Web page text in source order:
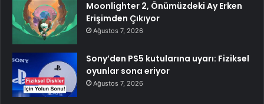
Moonlighter 2, Önümüzdeki Ay Erken
Erişimden Çıkıyor
Ağustos 7, 2026
Sony’den PS5 kutularına uyarı: Fiziksel
oyunlar sona eriyor
Ağustos 7, 2026